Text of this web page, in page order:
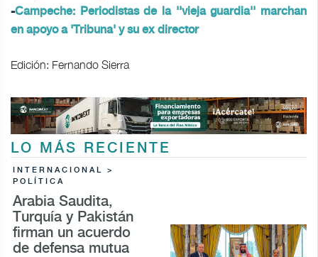
-Campeche: Periodistas de la ''vieja guardia'' marchan
en apoyo a 'Tribuna' y su ex director
Edición: Fernando Sierra
LO MÁS RECIENTE
INTERNACIONAL >
POLÍTICA
Arabia Saudita,
Turquía y Pakistán
firman un acuerdo
de defensa mutua